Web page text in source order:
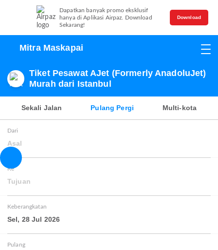
Dapatkan banyak promo eksklusif
hanya di Aplikasi Airpaz. Download
Sekarang!
Download
Mitra Maskapai
Tiket Pesawat AJet (Formerly AnadoluJet)
Murah dari Istanbul
Sekali Jalan Pulang Pergi Multi-kota
Dari
Asal
Ke
Tujuan
Keberangkatan
Sel, 28 Jul 2026
Pulang